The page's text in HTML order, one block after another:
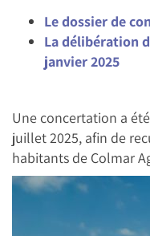
Le dossier de
La délibération
janvier 2025
Une concertation a
juillet 2025, afin de
habitants de Colmar